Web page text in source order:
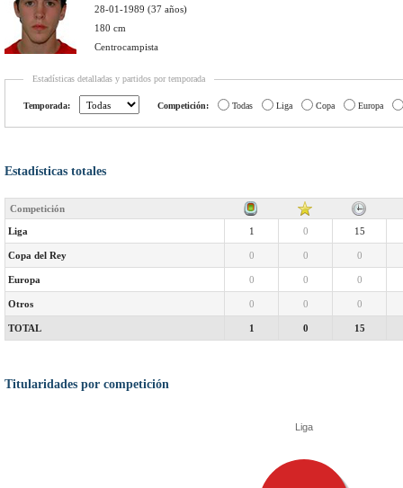
28-01-1989 (37 años)
180 cm
Centrocampista
Estadísticas detalladas y partidos por temporada
Temporada: Competición: Todas Liga Copa Europa
Estadísticas totales
Competición
Liga 1 0 15
Copa del Rey 0 0 0
Europa 0 0 0
Otros 0 0 0
TOTAL 1 0 15
Titularidades por competición
Liga